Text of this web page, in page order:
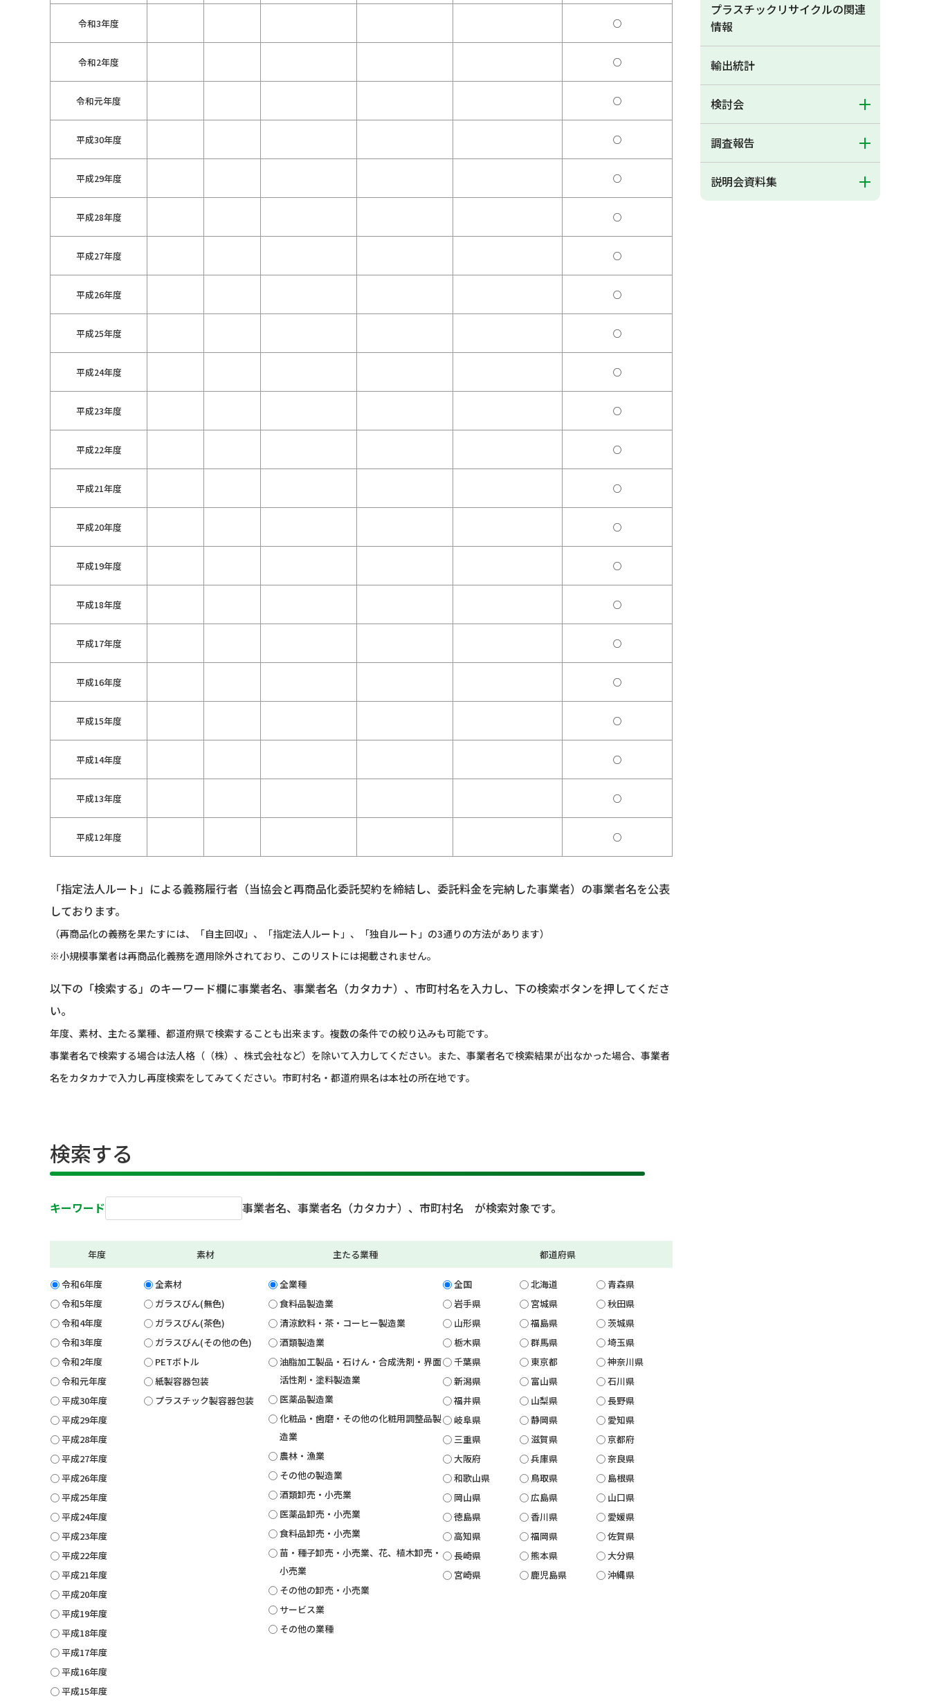
令和3年度 ○
令和2年度 ○
令和元年度 ○
平成30年度 ○
平成29年度 ○
平成28年度 ○
平成27年度 ○
平成26年度 ○
平成25年度 ○
平成24年度 ○
平成23年度 ○
平成22年度 ○
平成21年度 ○
平成20年度 ○
平成19年度 ○
平成18年度 ○
平成17年度 ○
平成16年度 ○
平成15年度 ○
平成14年度 ○
平成13年度 ○
平成12年度 ○
「指定法人ルート」による義務履行者（当協会と再商品化委託契約を締結し、委託料金を完納した事業者）の事業者名を公表
しております。
（再商品化の義務を果たすには、「自主回収」、「指定法人ルート」、「独自ルート」の3通りの方法があります）
※小規模事業者は再商品化義務を適用除外されており、このリストには掲載されません。
以下の「検索する」のキーワード欄に事業者名、事業者名（カタカナ）、市町村名を入力し、下の検索ボタンを押してくださ
い。
年度、素材、主たる業種、都道府県で検索することも出来ます。複数の条件での絞り込みも可能です。
事業者名で検索する場合は法人格（（株）、株式会社など）を除いて入力してください。また、事業者名で検索結果が出なかった場合、事業者
名をカタカナで入力し再度検索をしてみてください。市町村名・都道府県名は本社の所在地です。
検索する
キーワード 事業者名、事業者名（カタカナ）、市町村名 が検索対象です。
年度
令和6年度
令和5年度
令和4年度
令和3年度
令和2年度
令和元年度
平成30年度
平成29年度
平成28年度
平成27年度
平成26年度
平成25年度
平成24年度
平成23年度
平成22年度
平成21年度
平成20年度
平成19年度
平成18年度
平成17年度
平成16年度
平成15年度
素材
全素材
ガラスびん(無色)
ガラスびん(茶色)
ガラスびん(その他の色)
PETボトル
紙製容器包装
プラスチック製容器包装
主たる業種
全業種
食料品製造業
清涼飲料・茶・コーヒー製造業
酒類製造業
油脂加工製品・石けん・合成洗剤・界面
活性剤・塗料製造業
医薬品製造業
化粧品・歯磨・その他の化粧用調整品製
造業
農林・漁業
その他の製造業
酒類卸売・小売業
医薬品卸売・小売業
食料品卸売・小売業
苗・種子卸売・小売業、花、植木卸売・
小売業
その他の卸売・小売業
サービス業
その他の業種
都道府県
全国 北海道
青森県
岩手県
宮城県
秋田県
山形県
福島県
茨城県
栃木県
群馬県
埼玉県
千葉県
東京都
神奈川県
新潟県
富山県
石川県
福井県
山梨県
長野県
岐阜県
静岡県
愛知県
三重県
滋賀県
京都府
大阪府
兵庫県
奈良県
和歌山県
鳥取県
島根県
岡山県
広島県
山口県
徳島県
香川県
愛媛県
高知県
福岡県
佐賀県
長崎県
熊本県
大分県
宮崎県
鹿児島県 沖縄県
プラスチックリサイクルの関連
情報
輸出統計
検討会
調査報告
説明会資料集